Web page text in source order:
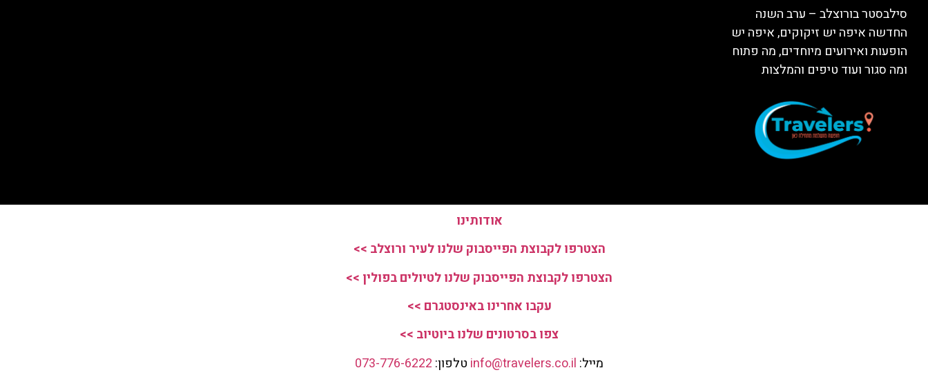
סילבסטר בורוצלב – ערב השנה
החדשה איפה יש זיקוקים, איפה יש
הופעות ואירועים מיוחדים, מה פתוח
ומה סגור ועוד טיפים והמלצות
אודותינו
הצטרפו לקבוצת הפייסבוק שלנו לעיר ורוצלב >>
הצטרפו לקבוצת הפייסבוק שלנו לטיולים בפולין >>
עקבו אחרינו באינסטגרם >>
צפו בסרטונים שלנו ביוטיוב >>
מייל:
טלפון: 073-776-6222